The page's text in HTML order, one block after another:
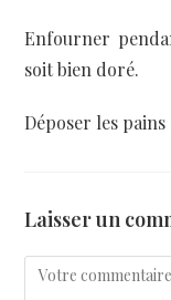
Enfourner
soit bien doré.
Déposer les
Laisser un